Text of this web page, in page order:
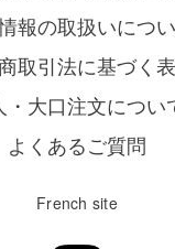
報の取扱いにつ
取引法に基づく
・大口注文につい
よくあるご質問
French site